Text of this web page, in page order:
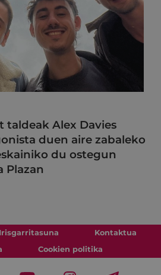
taldeak Alex Davies
duen aire zabaleko
du ostegun
Plazan
Irisgarritasuna
Kontaktua
Cookien politika